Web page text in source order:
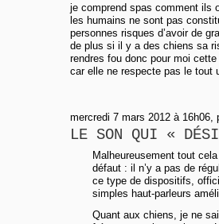
je comprend spas comment ils
les humains ne sont pas
personnes risques d’avoir de
de plus si il y a des chiens sa
rendres fou donc pour moi
car elle ne respecte pas le tout
mercredi 7 mars 2012 à 16h06,
LE SON QUI «
Malheureusement tout
défaut : il n’y a pas de
ce type de dispositifs,
simples haut-parleurs
Quant aux chiens, je ne